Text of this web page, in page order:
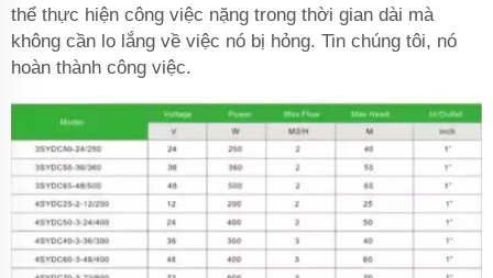
thể thực hiện công việc nặng trong thời gian dài mà
không cần lo lắng về việc nó bị hỏng. Tin chúng tôi, nó
hoàn thành công việc.